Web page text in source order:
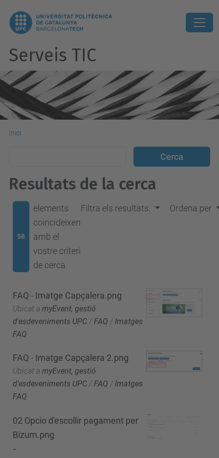
Serveis TIC
Inici
Resultats de la cerca
58
elements
coincideixen
amb el
vostre criteri
de cerca
Filtra els resultats. Ordena per
FAQ - Imatge Capçalera.png
Ubicat a myEvent, gestió
d'esdeveniments UPC / FAQ / Imatges
FAQ
FAQ - Imatge Capçalera 2.png
Ubicat a myEvent, gestió
d'esdeveniments UPC /FAQ / Imatges
FAQ
02 Opcio d'escollir pagament per
Bizum.png
""